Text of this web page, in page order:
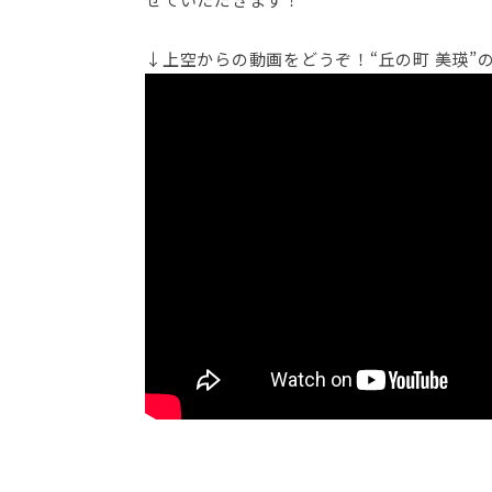
↓上空からの動画をどうぞ！“丘の町 美瑛”